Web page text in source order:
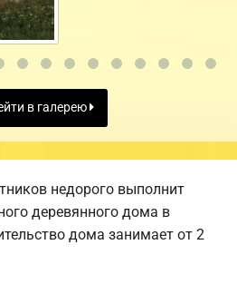
в галерею
недорого выполнит
деревянного дома в
дома занимает от 2